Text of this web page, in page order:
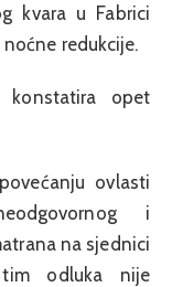
kvara u Fabrici
redukcije.
opet
ovlasti
i
na sjednici
tim odluka nije